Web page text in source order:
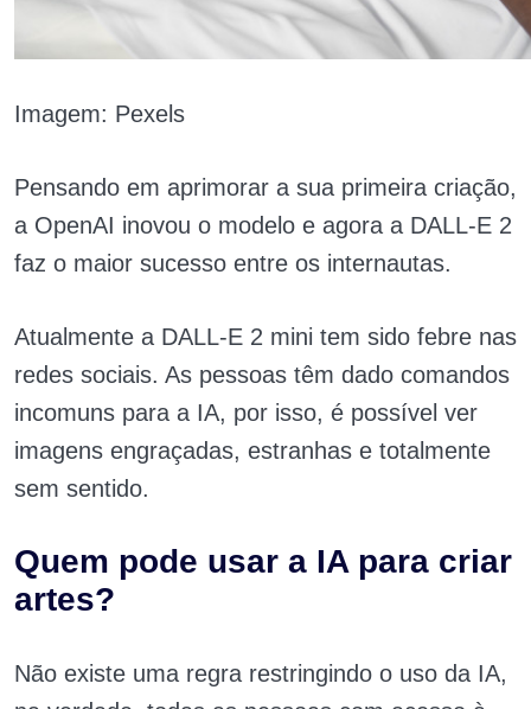
Imagem: Pexels
Pensando em aprimorar a sua primeira criação,
a OpenAI inovou o modelo e agora a DALL-E 2
faz o maior sucesso entre os internautas.
Atualmente a DALL-E 2 mini tem sido febre nas
redes sociais. As pessoas têm dado comandos
incomuns para a IA, por isso, é possível ver
imagens engraçadas, estranhas e totalmente
sem sentido.
Quem pode usar a IA para criar
artes?
Não existe uma regra restringindo o uso da IA,